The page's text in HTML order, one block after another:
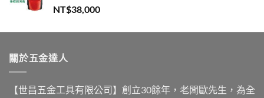
NT$38,000
關於五金達人
【世昌五金工具有限公司】創立30餘年，老闆歐先生，為全